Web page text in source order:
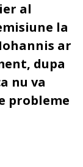
al
la
ar
dupa
nu va
probleme